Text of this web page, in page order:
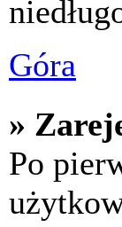
Góra
»
Po